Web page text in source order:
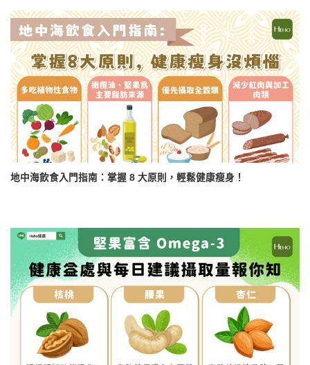
地中海飲食入門指南：掌握 8 大原則，輕鬆健康瘦身！